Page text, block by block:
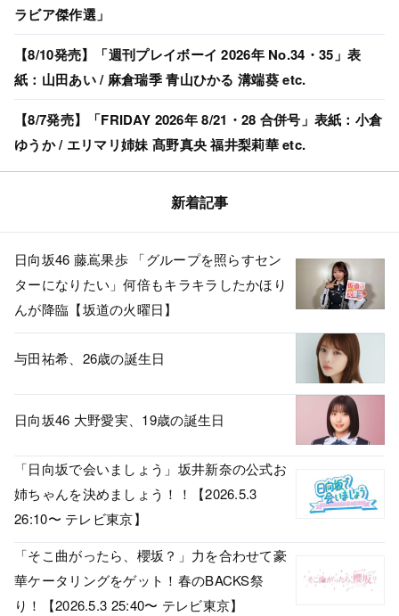
ラビア傑作選」
【8/10発売】「週刊プレイボーイ 2026年 No.34・35」表
紙：山田あい / 麻倉瑞季 青山ひかる 溝端葵 etc.
【8/7発売】「FRIDAY 2026年 8/21・28 合併号」表紙：小倉
ゆうか / エリマリ姉妹 髙野真央 福井梨莉華 etc.
新着記事
日向坂46 藤嶌果歩 「グループを照らすセン
ターになりたい」何倍もキラキラしたかほり
んが降臨【坂道の火曜日】
与田祐希、26歳の誕生日
日向坂46 大野愛実、19歳の誕生日
「日向坂で会いましょう」坂井新奈の公式お
姉ちゃんを決めましょう！！【2026.5.3
26:10〜 テレビ東京】
「そこ曲がったら、櫻坂？」力を合わせて豪
華ケータリングをゲット！春のBACKS祭
り！【2026.5.3 25:40〜 テレビ東京】